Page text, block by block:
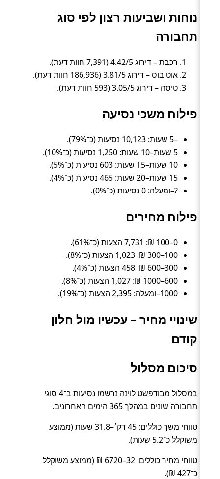
נוחות ושביעות רצון לפי סוג
תחבורה
רכבת – דירוג 4.42/5 (7,391 חוות דעת).
אוטובוס – דירוג 3.81/5 (186,936 חוות דעת).
טיסה – דירוג 3.05/5 (593 חוות דעת).
פילוח משכי נסיעה
–5 שעות: 10,123 נסיעות (כ־79%).
5 שעות–10 שעות: 1,250 נסיעות (כ־10%).
10 שעות–15 שעות: 603 נסיעות (כ־5%).
15 שעות–20 שעות: 465 נסיעות (כ־4%).
?–ומעלה: 0 נסיעות (כ־0%).
פילוח מחירים
0–100 ₪: 7,731 הצעות (כ־61%).
100–300 ₪: 1,023 הצעות (כ־8%).
300–600 ₪: 458 הצעות (כ־4%).
600–1000 ₪: 1,027 הצעות (כ־8%).
1000–ומעלה: 2,395 הצעות (כ־19%).
שינויי מחיר – עכשיו מול חלון
קודם
סיכום מסלול
במסלול מבודפשט לוינה נרשמו נסיעות ב־4 סוגי
תחבורה שונים במהלך 365 הימים האחרונים.
טווחי משך כוללים: 45 דק׳–31.8 שעות (ממוצע
משוקלל כ־5.2 שעות).
טווחי מחיר כוללים: 32–6720 ₪ (ממוצע משוקלל
כ־427 ₪).